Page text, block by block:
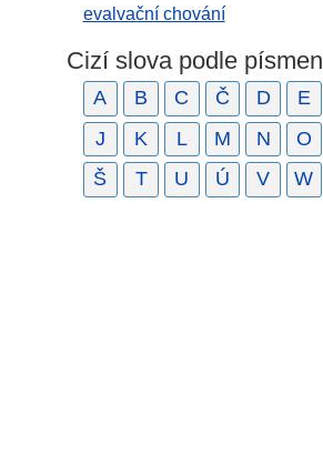
evalvační chování
Cizí slova podle písmen
A B C Č D E
J
K L M N O
Š
T U Ú V W